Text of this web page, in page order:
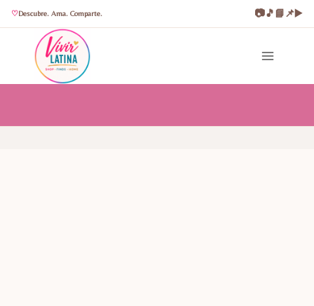
Descubre. Ama. Comparte. 📷🎵📘📌▶️
contenido